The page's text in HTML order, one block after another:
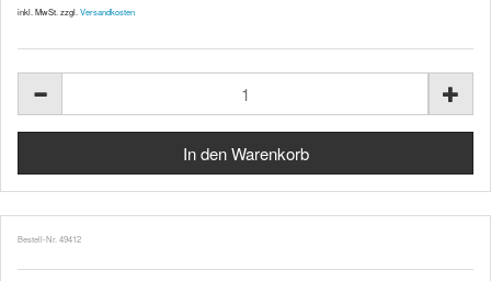
inkl. MwSt. zzgl. Versandkosten
Bestell-Nr. 49412